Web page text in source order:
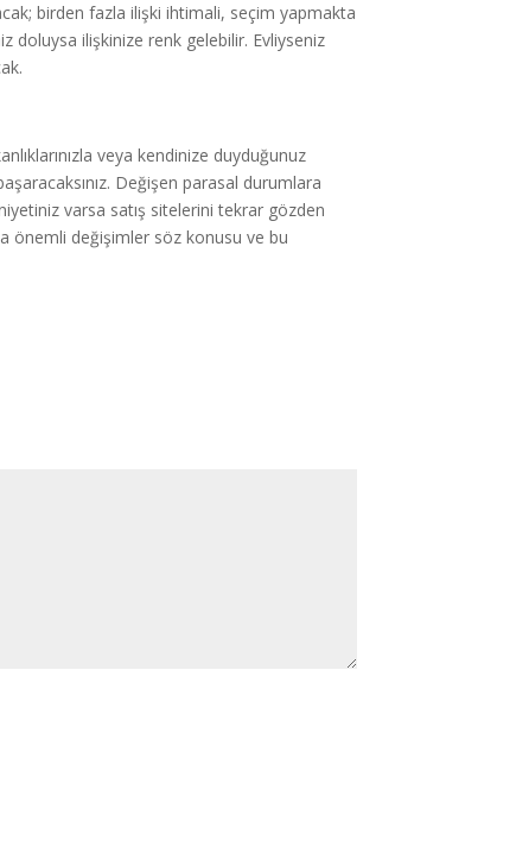
birden fazla ilişki ihtimali, seçim yapmakta
doluysa ilişkinize renk gelebilir. Evliyseniz
veya kendinize duyduğunuz
Değişen parasal durumlara
varsa satış sitelerini tekrar gözden
önemli değişimler söz konusu ve bu